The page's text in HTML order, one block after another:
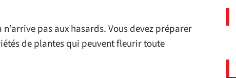
pas aux hasards. Vous devez préparer
de plantes qui peuvent fleurir toute